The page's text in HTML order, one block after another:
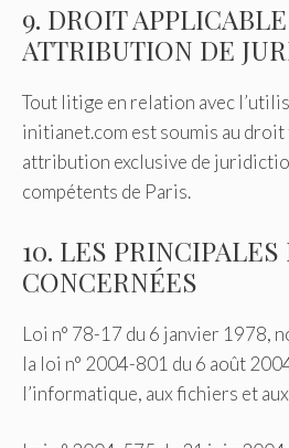
9. DROIT
ATTRIBUTION DE
Tout litige en relation avec
initianet.com est soumis au
attribution exclusive de
compétents de Paris.
10. LES PRINCIPALES
CONCERNÉES
Loi n° 78-17 du 6 janvier 1978,
la loi n° 2004-801 du 6 août
l’informatique, aux fichiers et